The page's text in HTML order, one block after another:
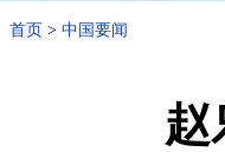
首页 > 中国要闻
赵